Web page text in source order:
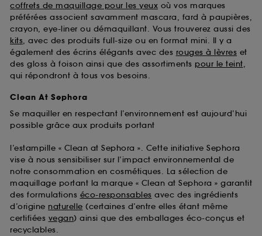
coffrets de maquillage pour les yeux où vos marques
préférées associent savamment mascara, fard à paupières,
crayon, eye-liner ou démaquillant. Vous trouverez aussi des
kits, avec des produits full-size ou en format mini. Il y a
également des écrins élégants avec des rouges à lèvres et
des gloss à foison ainsi que des assortiments pour le teint,
qui répondront à tous vos besoins.
Clean At Sephora
Se maquiller en respectant l’environnement est aujourd’hui
possible grâce aux produits portant
l’estampille « Clean at Sephora ». Cette initiative Sephora
vise à nous sensibiliser sur l’impact environnemental de
notre consommation en cosmétiques. La sélection de
maquillage portant la marque « Clean at Sephora » garantit
des formulations éco-responsables avec des ingrédients
d’origine naturelle (certaines d’entre elles étant même
certifiées vegan) ainsi que des emballages éco-conçus et
recyclables.